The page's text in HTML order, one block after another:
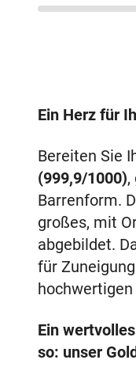
Ein Herz für
Bereiten Sie
(999,9/1000),
Barrenform.
großes, mit
abgebildet.
für
Ein
so: unser